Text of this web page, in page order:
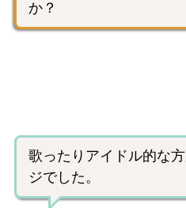
か？
歌ったりアイドル的な
ジでした。